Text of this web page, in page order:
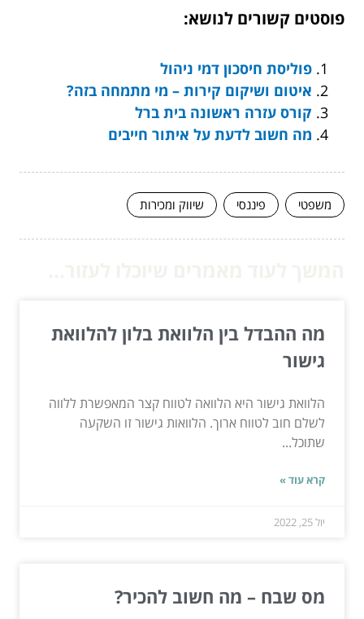
פוסטים קשורים לנושא:
פוליסת חיסכון דמי ניהול
איטום ושיקום קירות – מי מתמחה בזה?
קורס עזרה ראשונה בית ברל
מה חשוב לדעת על איתור חייבים
משפטי פיננסי שיווק ומכירות
מה ההבדל בין הלוואת בלון להלוואת
גישור
הלוואת גישור היא הלוואה לטווח קצר המאפשרת ללווה
לשלם חוב לטווח ארוך. הלוואות גישור זו השקעה
שתוכל...
קרא עוד »
יול 25, 2022
מס שבח – מה חשוב להכיר?